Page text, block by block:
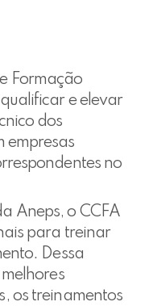
Formação
e elevar
dos
empresas
no
Aneps, o CCFA
para treinar
Dessa
os treinamentos